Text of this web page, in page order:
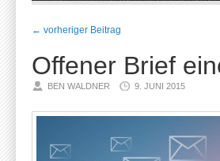
← vorheriger Beitrag
Offener Brief
BEN WALDNER 9. JUNI 2015